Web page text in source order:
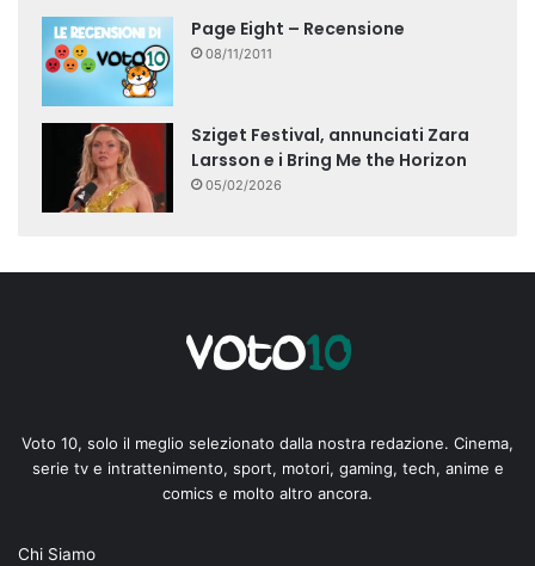
Page Eight – Recensione
08/11/2011
Sziget Festival, annunciati Zara
Larsson e i Bring Me the Horizon
05/02/2026
Voto 10, solo il meglio selezionato dalla nostra redazione. Cinema,
serie tv e intrattenimento, sport, motori, gaming, tech, anime e
comics e molto altro ancora.
Chi Siamo